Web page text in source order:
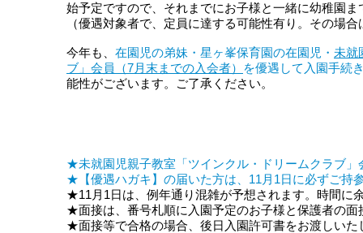
始予定ですので、それまでにお子様と一緒に幼稚園ま
（優遇対象者で、定員に達する可能性有り。その場
今年も、 在園児の弟妹・星ヶ峯保育園の在園児・ 未就
ブ」会員（7月末までの入会者）
を優遇して入園手続
能性がございます。ご了承ください。
★未就園児親子教室「ツインクル・ドリームクラブ
★【優遇ハガキ】の届いた方は、11月1日に必ずご持
★11月1日は、例年通り混雑が予想されます。時間に
★面接は、番号札順に入園予定のお子様と保護者の
★面接等で合格の場合、後日入園許可書をお渡しい